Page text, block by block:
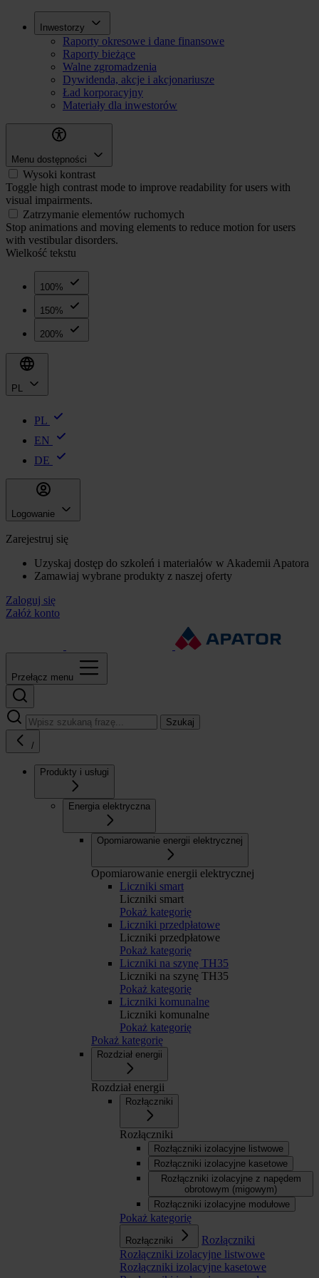
Inwestorzy
Raporty okresowe i dane finansowe
Raporty bieżące
Walne zgromadzenia
Dywidenda, akcje i akcjonariusze
Ład korporacyjny
Materiały dla inwestorów
Menu dostępności
Wysoki kontrast
Toggle high contrast mode to improve readability for users with
visual impairments.
Zatrzymanie elementów ruchomych
Stop animations and moving elements to reduce motion for users
with vestibular disorders.
Wielkość tekstu
100%
150%
200%
PL
PL
EN
DE
Logowanie
Zarejestruj się
Uzyskaj dostęp do szkoleń i materiałów w Akademii Apatora
Zamawiaj wybrane produkty z naszej oferty
Zaloguj się
Załóż konto
Przełącz menu
Szukaj
/
Produkty i usługi
Energia elektryczna
Opomiarowanie energii elektrycznej
Opomiarowanie energii elektrycznej
Liczniki smart
Liczniki smart
Pokaż kategorię
Liczniki przedpłatowe
Liczniki przedpłatowe
Pokaż kategorię
Liczniki na szynę TH35
Liczniki na szynę TH35
Pokaż kategorię
Liczniki komunalne
Liczniki komunalne
Pokaż kategorię
Pokaż kategorię
Rozdział energii
Rozdział energii
Rozłączniki
Rozłączniki
Rozłączniki izolacyjne listwowe
Rozłączniki izolacyjne kasetowe
Rozłączniki izolacyjne z napędem
obrotowym (migowym)
Rozłączniki izolacyjne modułowe
Pokaż kategorię
Rozłączniki
Rozłączniki
Rozłączniki izolacyjne listwowe
Rozłączniki izolacyjne kasetowe